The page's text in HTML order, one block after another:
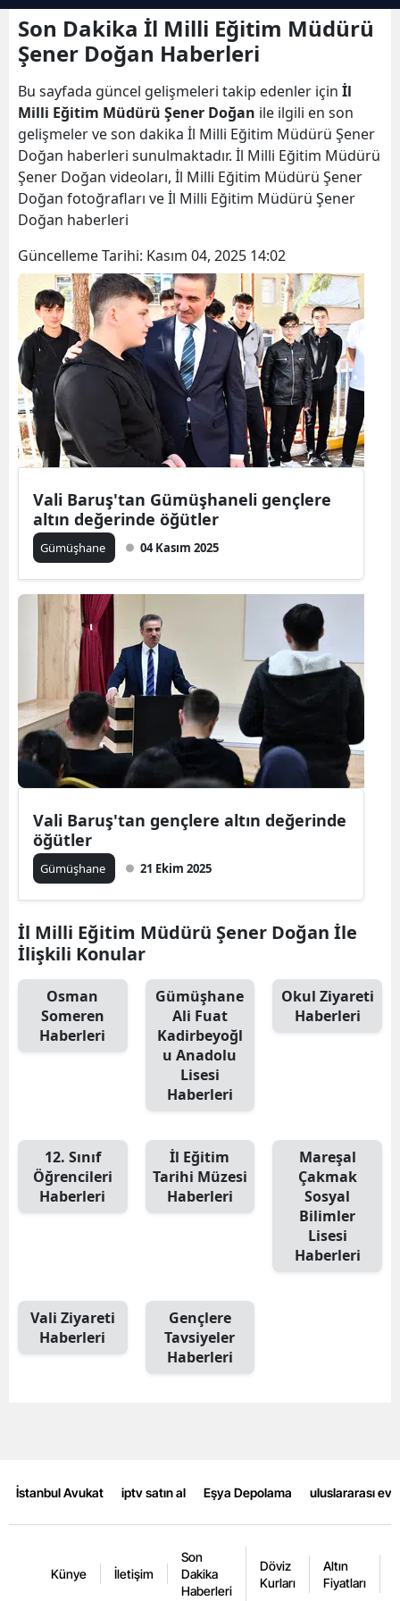
Bilecik
Bingöl
Bitlis
Bolu
Burdur
Bursa
Çankırı
Çorum
Denizli
Diyarbakır
Edirne
Elazığ
Erzincan
Gümüşhane
Hakkari
Hatay
Isparta
Mersin
İzmir
Kars
Kayseri
Kırklareli
Konya
Kütahya
Kahramanmaraş
Mardin
Muğla
Niğde
Ordu
Sakarya
Son Dakika İl Milli Eğitim Müdürü
Şener Doğan Haberleri
Bu sayfada güncel gelişmeleri takip edenler için İl
Milli Eğitim Müdürü Şener Doğan ile ilgili en son
gelişmeler ve son dakika İl Milli Eğitim Müdürü Şener
Doğan haberleri sunulmaktadır. İl Milli Eğitim Müdürü
Şener Doğan videoları, İl Milli Eğitim Müdürü Şener
Doğan fotoğrafları ve İl Milli Eğitim Müdürü Şener
Doğan haberleri
Güncelleme Tarihi: Kasım 04, 2025 14:02
Vali Baruş'tan Gümüşhaneli gençlere
altın değerinde öğütler
Gümüşhane 04 Kasım 2025
Vali Baruş'tan gençlere altın değerinde
öğütler
Gümüşhane 21 Ekim 2025
İl Milli Eğitim Müdürü Şener Doğan İle
İlişkili Konular
Osman
Someren
Haberleri
Gümüşhane
Ali Fuat
Kadirbeyoğl
u Anadolu
Lisesi
Haberleri
Okul Ziyareti
Haberleri
12. Sınıf
Öğrencileri
Haberleri
İl Eğitim
Tarihi Müzesi
Haberleri
Mareşal
Çakmak
Sosyal
Bilimler
Lisesi
Haberleri
Vali Ziyareti
Haberleri
Gençlere
Tavsiyeler
Haberleri
İstanbul Avukat iptv satın al Eşya Depolama uluslararası
Künye İletişim
Son
Dakika
Haberleri
Döviz
Kurları
Altın
Fiyatları